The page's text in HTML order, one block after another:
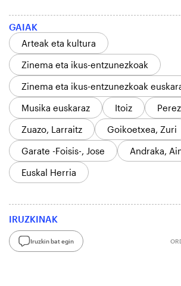
GAIAK
Arteak eta kultura
Zinema eta ikus-entzunezkoak
Zinema eta ikus-entzunezkoak
Musika euskaraz
Itoiz
Zuazo, Larraitz
Goikoetxea, Zuri
Garate -Foisis-, Jose
Andraka,
Euskal Herria
IRUZKINAK
Iruzkin bat egin